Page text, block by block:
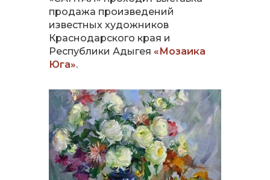
продажа произведений
известных художников
Краснодарского края и
Республики Адыгея «Мозаика
Юга».